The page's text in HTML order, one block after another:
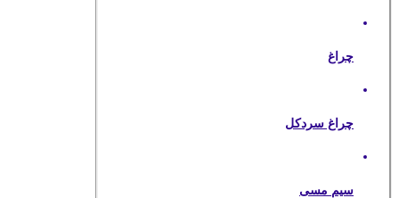
چراغ
چراغ سردکل
سیم مسی